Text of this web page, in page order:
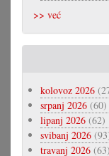
>> već
kolovoz 2026
srpanj 2026 (60)
lipanj 2026 (62)
svibanj 2026
travanj 2026 (63)